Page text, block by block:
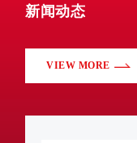
新闻动态
VIEW MORE